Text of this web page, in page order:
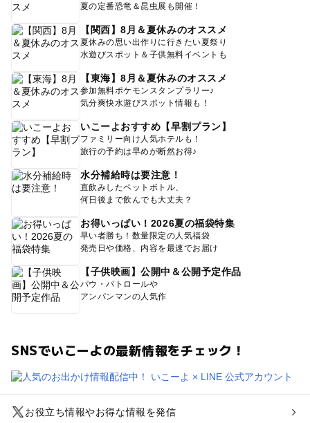
夏の定番恐竜＆昆虫展も開催！
【関西】8月＆夏休みのオススメ
夏休みの思い出作りに行きたい夏祭り
水遊びスポット＆子供無料イベントも
【東海】8月＆夏休みのオススメ
参加無料ポケモンスタンプラリー♪
気分爽快水遊びスポット情報も！
いこーよおすすめ【早割プラン】
ファミリー向け人気ホテルも！
旅行の予約は早めが断然お得♪
水分補給時は要注意！
直飲みしたペットボトル、
何日後まで飲んでも大丈夫？
お得いっぱい！2026夏の福袋特集
早い者勝ち！数量限定の人気福袋
発売日や価格、内容を最速でお届け
【子供映画】公開中＆公開予定作品
パウ・パトロールや
アンパンマンの人気作
SNSでいこーよの最新情報をチェック！
お役立ち情報やお得な情報を発信